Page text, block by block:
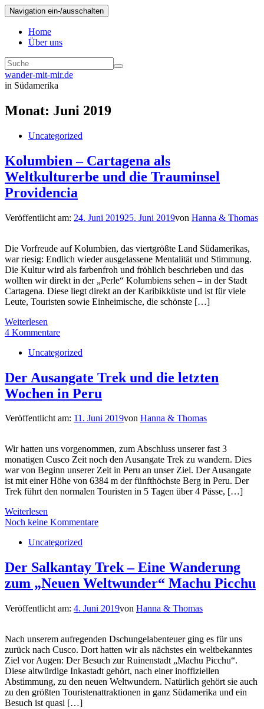
Navigation ein-/ausschalten
Home
Über uns
wander-mit-mir.de
in Südamerika
Monat: Juni 2019
Uncategorized
Kolumbien – Cartagena als
Weltkulturerbe und die Trauminsel
Providencia
Veröffentlicht am: 24. Juni 201925. Juni 2019von Hanna & Thomas
Die Vorfreude auf Kolumbien, das viertgrößte Land Südamerikas,
war riesig: Endlich wieder ausgelassene Mentalität und Stimmung.
Die Kultur wird als farbenfroh und fröhlich beschrieben und das
wollten wir direkt in der „Perle“ Kolumbiens sehen – in der Stadt
Cartagena. Diese liegt direkt an der Karibikküste und ist für viele
Leute, Touristen sowie Einheimische, die schönste […]
Weiterlesen
4 Kommentare
Uncategorized
Der Ausangate Trek und die letzten
Wochen in Peru
Veröffentlicht am: 11. Juni 2019von Hanna & Thomas
Wir hatten uns vorgenommen, zum Abschluss unserer fast 3
monatigen Cusco Zeit noch den Ausangate Trek zu wandern. Dies
war von Beginn unserer Zeit in Peru an unser Ziel. Der Ausangate
ist mit einer Höhe von 6384 m der fünfthöchste Berg in Peru. Der
Trek führt den normalen Touristen in 5 Tagen über 4 Pässe, […]
Weiterlesen
Noch keine Kommentare
Uncategorized
Der Salkantay Trek – Eine Wanderung
zum „Neuen Weltwunder“ Machu Picchu
Veröffentlicht am: 4. Juni 2019von Hanna & Thomas
Nach unserem aufregenden Dschungelabenteuer ging es für uns
zurück nach Cusco. Dort hatten wir als nächstes ein weltbekanntes
Ziel vor Augen: Der Besuch zur Ruinenstadt „Machu Picchu“.
Diese altwürdige Inkastadt gehört, nach einer inoffiziellen
Abstimmung, zu den neuen Weltwundern. Natürlich gehört sie auch
zu den größten Touristenattraktionen in ganz Südamerika und ein
Besuch ist quasi […]